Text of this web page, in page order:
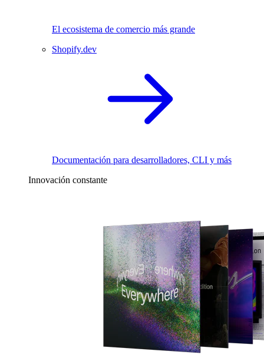
El ecosistema de comercio más grande
Shopify.dev
Documentación para desarrolladores, CLI y más
Innovación constante